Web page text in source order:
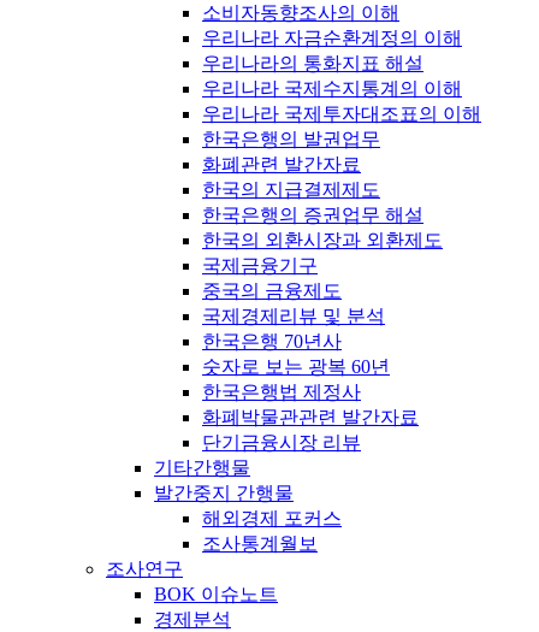
소비자동향조사의 이해
우리나라 자금순환계정의 이해
우리나라의 통화지표 해설
우리나라 국제수지통계의 이해
우리나라 국제투자대조표의 이해
한국은행의 발권업무
화폐관련 발간자료
한국의 지급결제제도
한국은행의 증권업무 해설
한국의 외환시장과 외환제도
국제금융기구
중국의 금융제도
국제경제리뷰 및 분석
한국은행 70년사
숫자로 보는 광복 60년
한국은행법 제정사
화폐박물관관련 발간자료
단기금융시장 리뷰
기타간행물
발간중지 간행물
해외경제 포커스
조사통계월보
조사연구
BOK 이슈노트
경제분석